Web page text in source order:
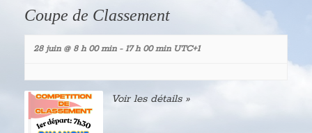
vues
Évènements
Coupe de Classement
28 juin @ 8 h 00 min- 17 h 00 min UTC+1
Voir les détails »